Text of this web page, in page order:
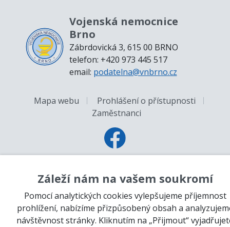
Vojenská nemocnice
Brno
Zábrdovická 3, 615 00 BRNO
telefon: +420 973 445 517
email: podatelna@vnbrno.cz
Mapa webu
Prohlášení o přístupnosti
Zaměstnanci
Záleží nám na vašem soukromí
Pomocí analytických cookies vylepšujeme příjemnost
prohlížení, nabízíme přizpůsobený obsah a
návštěvnost stránky. Kliknutím na „Přijmout“